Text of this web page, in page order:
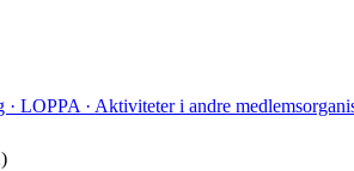
LOPPA · Aktiviteter i andre
)